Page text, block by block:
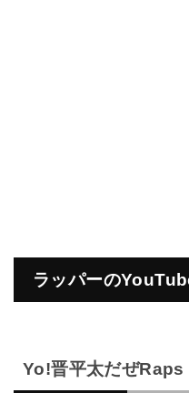
ラッパーの
Yo!晋平太だぜRaps